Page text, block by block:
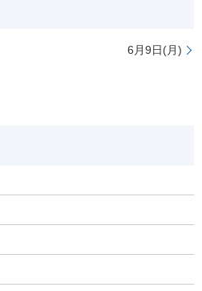
6月9日(月)